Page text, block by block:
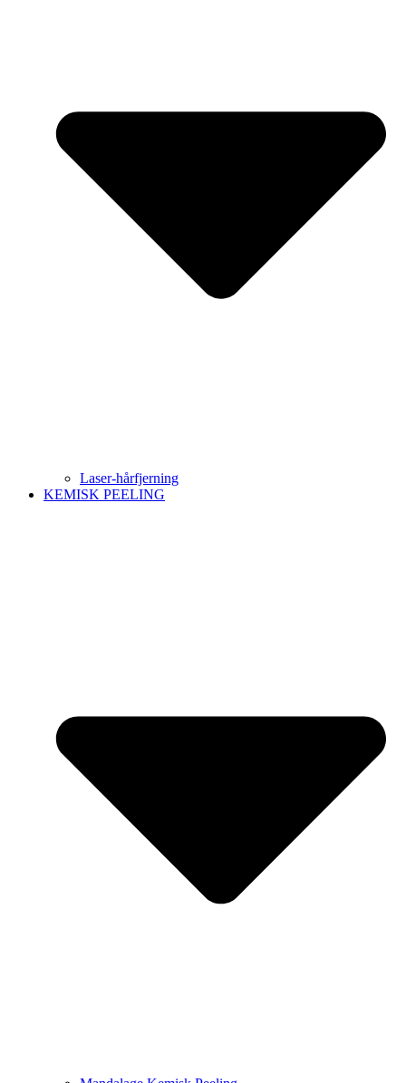
Laser-hårfjerning
KEMISK PEELING